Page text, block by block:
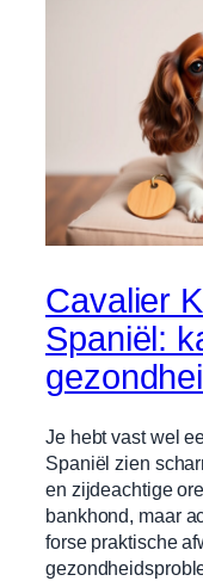
Cavalier
Spaniël:
Je hebt vast wel
Spaniël zien
en zijdeachtige
bankhond, maar
forse praktische